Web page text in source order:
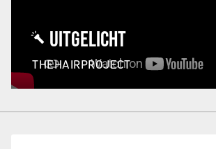
UITGELICHT
THEHAIRPROJECT